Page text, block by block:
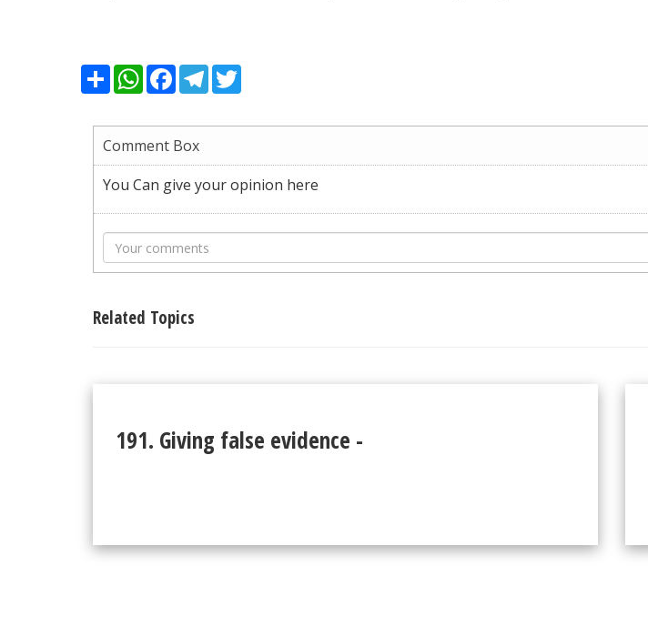
ShareWhatsApp
Facebook
Telegram
Comment Box
You Can give your opinion here
Related Topics
191. Giving false evidence -